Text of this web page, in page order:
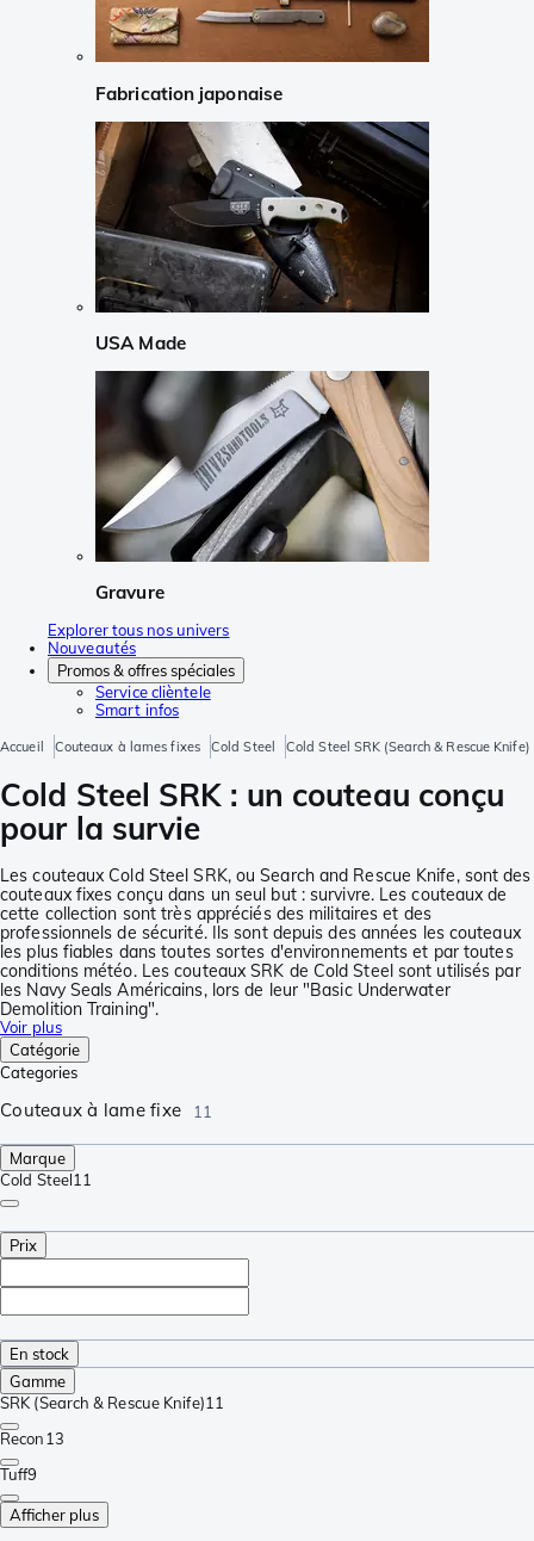
Fabrication japonaise
USA Made
Gravure
Explorer tous nos univers
Nouveautés
Promos & offres spéciales
Service clièntele
Smart infos
Accueil Couteaux à lames fixes Cold Steel Cold Steel SRK (Search & Rescue Knife)
Cold Steel SRK : un couteau conçu
pour la survie
Les couteaux Cold Steel SRK, ou Search and Rescue Knife, sont des
couteaux fixes conçu dans un seul but : survivre. Les couteaux de
cette collection sont très appréciés des militaires et des
professionnels de sécurité. Ils sont depuis des années les couteaux
les plus fiables dans toutes sortes d'environnements et par toutes
conditions météo. Les couteaux SRK de Cold Steel sont utilisés par
les Navy Seals Américains, lors de leur "Basic Underwater
Demolition Training".
Voir plus
Catégorie
Categories
Couteaux à lame fixe 11
Marque
Cold Steel11
Prix
En stock
Gamme
SRK (Search & Rescue Knife)11
Recon13
Tuff9
Afficher plus